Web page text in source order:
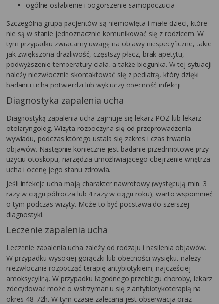
ogólne osłabienie i pogorszenie samopoczucia.
Szczególną grupą pacjentów są niemowlęta i małe dzieci, które
nie są w stanie jednoznacznie komunikować się z rodzicem. W
tym przypadku zwracamy uwagę na objawy niespecyficzne, takie
jak zwiększona drażliwość, częstszy płacz, brak apetytu,
podwyższenie temperatury ciała, a także biegunka. W tej sytuacji
należy niezwłocznie skontaktować się z pediatrą, który dzięki
badaniu ucha potwierdzi lub wykluczy obecność infekcji.
Diagnostyka zapalenia ucha
Diagnostyką zapalenia ucha zajmuje się lekarz POZ lub lekarz
otolaryngolog. Wizyta rozpoczyna się od przeprowadzenia
wywiadu, podczas którego ustala się zakres i czas trwania
objawów. Następnie konieczne jest badanie przedmiotowe przy
użyciu otoskopu, narzędzia umożliwiającego obejrzenie wnętrza
ucha i ocenę jego stanu zdrowia.
Jeśli infekcje ucha mają charakter nawrotowy (występują min. 3
razy w ciągu półrocza lub 4 razy w ciągu roku), warto wspomnieć
o tym podczas wizyty. Może to być podstawa do szerszej
diagnostyki.
Leczenie zapalenia ucha
Leczenie zapalenia ucha zależy od rodzaju i nasilenia objawów.
W przypadku wysokiej gorączki lub obecności wysięku, należy
niezwłocznie rozpocząć terapię antybiotykiem, najczęściej
amoksycyliną. W przypadku łagodnego przebiegu choroby, lekarz
zdecydować może o wstrzymaniu się z antybiotykoterapią na
okres 48-72h. W tym czasie zalecana jest obserwacja oraz